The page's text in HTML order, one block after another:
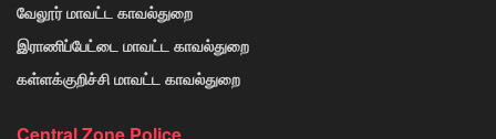
வேலூர் மாவட்ட காவல்துறை
இராணிப்பேட்டை மாவட்ட காவல்துறை
கள்ளக்குறிச்சி மாவட்ட காவல்துறை